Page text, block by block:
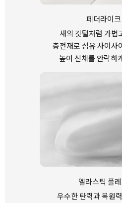
페더라이크
새의 깃털처럼 가볍
충전재로 섬유 사이사
높여 신체를 안락하
엘라스틱 플
우수한 탄력과 복원